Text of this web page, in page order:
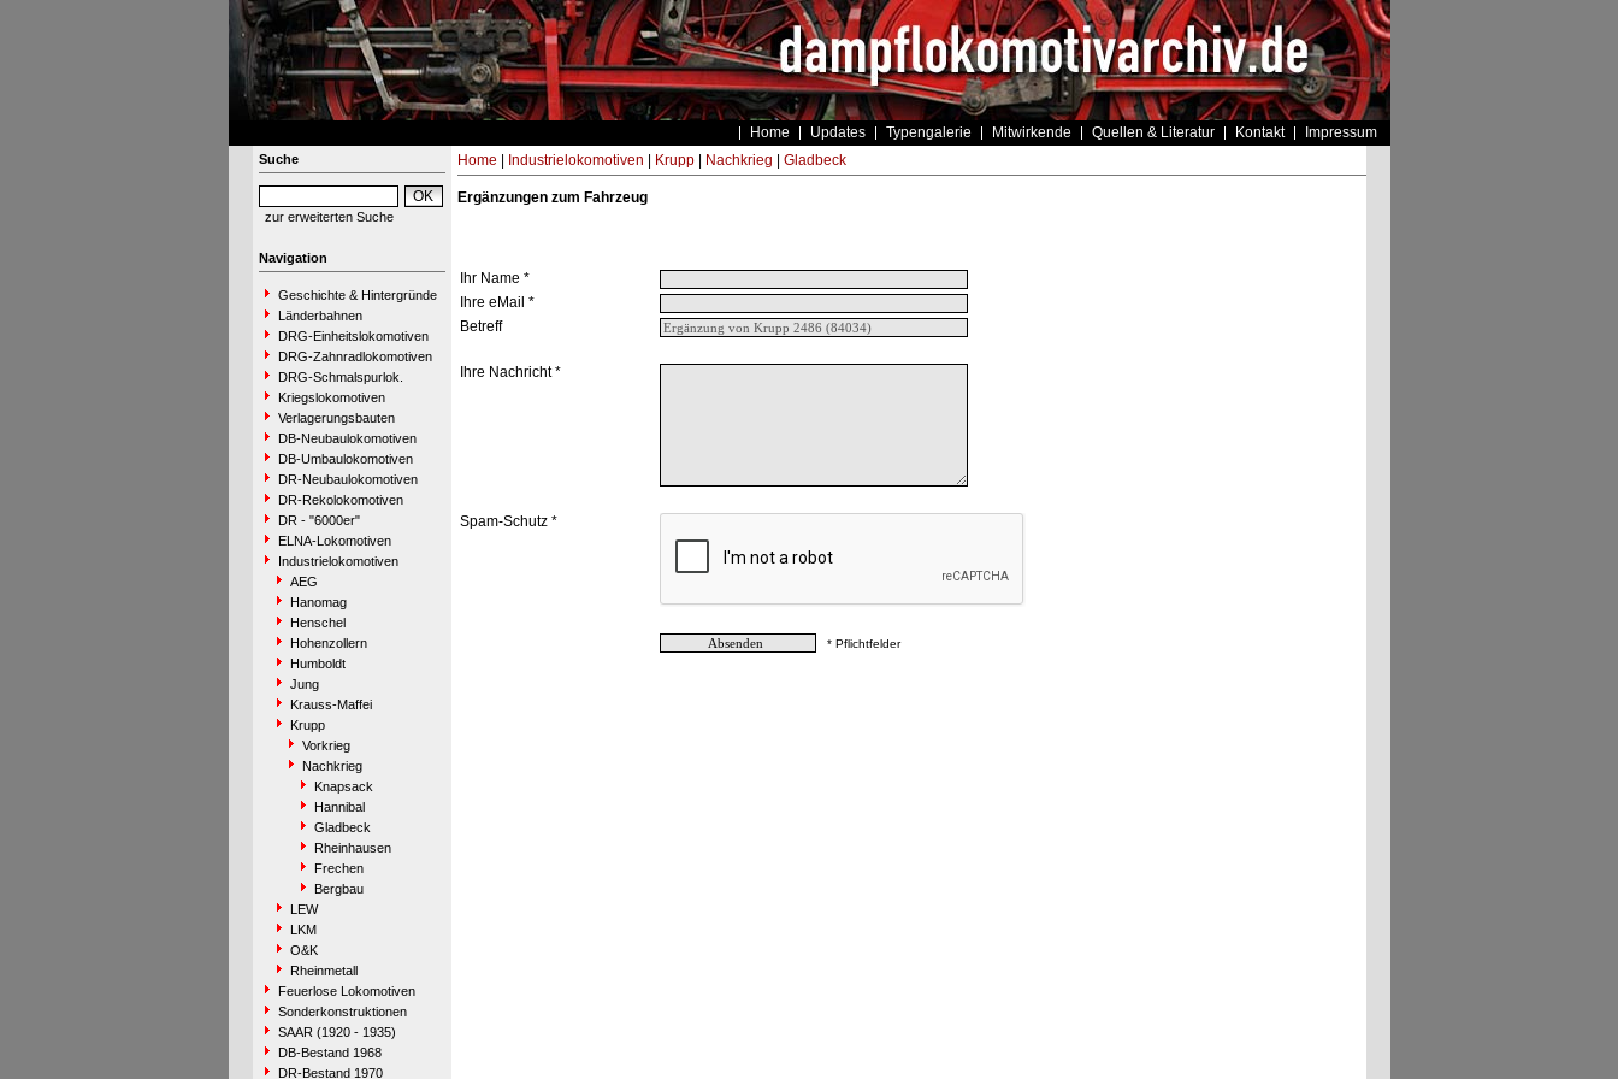
Home Updates Typengalerie Mitwirkende Quellen & Literatur Kontakt Impressum
Suche
zur erweiterten Suche
Navigation
Geschichte & Hintergründe
Länderbahnen
DRG-Einheitslokomotiven
DRG-Zahnradlokomotiven
DRG-Schmalspurlok.
Kriegslokomotiven
Verlagerungsbauten
DB-Neubaulokomotiven
DB-Umbaulokomotiven
DR-Neubaulokomotiven
DR-Rekolokomotiven
DR - "6000er"
ELNA-Lokomotiven
Industrielokomotiven
AEG
Hanomag
Henschel
Hohenzollern
Humboldt
Jung
Krauss-Maffei
Krupp
Vorkrieg
Nachkrieg
Knapsack
Hannibal
Gladbeck
Rheinhausen
Frechen
Bergbau
LEW
LKM
O&K
Rheinmetall
Feuerlose Lokomotiven
Sonderkonstruktionen
SAAR (1920 - 1935)
DB-Bestand 1968
DR-Bestand 1970
Home Industrielokomotiven Krupp| Nachkrieg Gladbeck
Ergänzungen zum Fahrzeug
Ihr Name *
Ihre eMail *
Betreff
Ihre Nachricht *
Spam-Schutz *
* Pflichtfelder